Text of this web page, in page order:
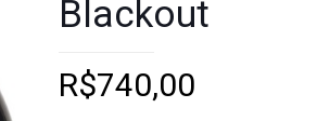
Blackout
R$740,00